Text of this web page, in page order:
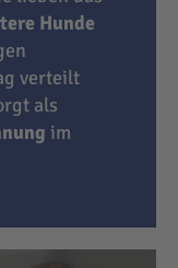
Hunde
verteilt
als
im